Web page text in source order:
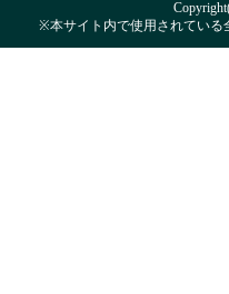
※本サイト内で使用されている